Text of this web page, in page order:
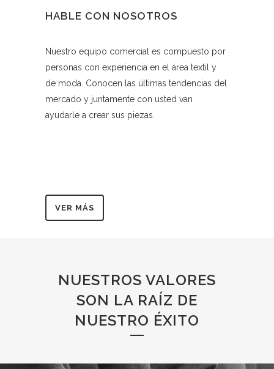
HABLE CON NOSOTROS
Nuestro equipo comercial es compuesto por
personas con experiencia en el área textil y
de moda. Conocen las últimas tendencias del
mercado y juntamente con usted van
ayudarle a crear sus piezas.
VER MÁS
NUESTROS VALORES
SON LA RAÍZ DE
NUESTRO ÉXITO